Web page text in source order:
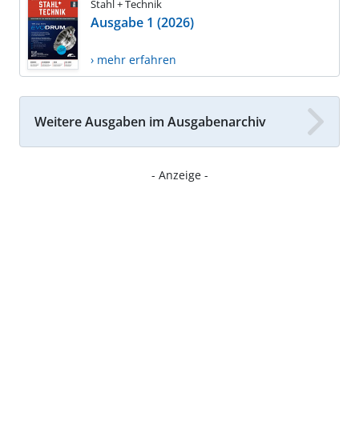
Stahl + Technik
Ausgabe 1 (2026)
› mehr erfahren
Weitere Ausgaben im Ausgabenarchiv
- Anzeige -